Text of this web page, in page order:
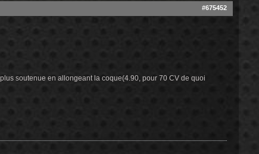
#675452
soutenue en allongeant la coque(4.90, pour 70 CV de quoi